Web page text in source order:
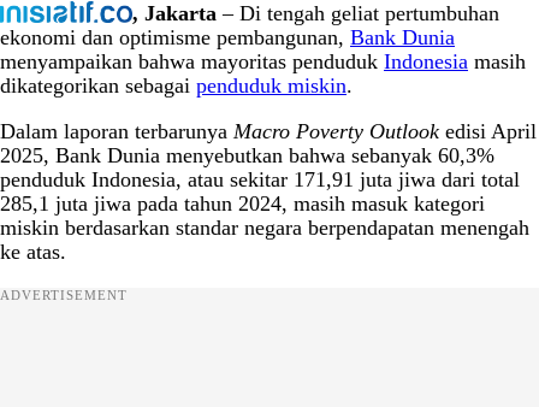
, Jakarta– Di tengah geliat pertumbuhan
ekonomi dan optimisme pembangunan, Bank Dunia
menyampaikan bahwa mayoritas penduduk Indonesia masih
dikategorikan sebagai penduduk miskin.
Dalam laporan terbarunya Macro Poverty Outlook edisi April
2025, Bank Dunia menyebutkan bahwa sebanyak 60,3%
penduduk Indonesia, atau sekitar 171,91 juta jiwa dari total
285,1 juta jiwa pada tahun 2024, masih masuk kategori
miskin berdasarkan standar negara berpendapatan menengah
ke atas.
ADVERTISEMENT